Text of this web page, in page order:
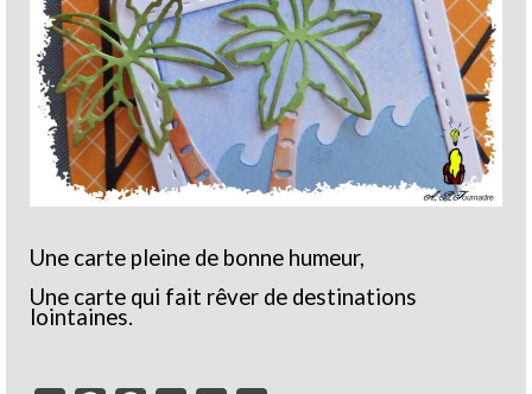
Une carte pleine de bonne humeur,
Une carte qui fait rêver de destinations
lointaines.